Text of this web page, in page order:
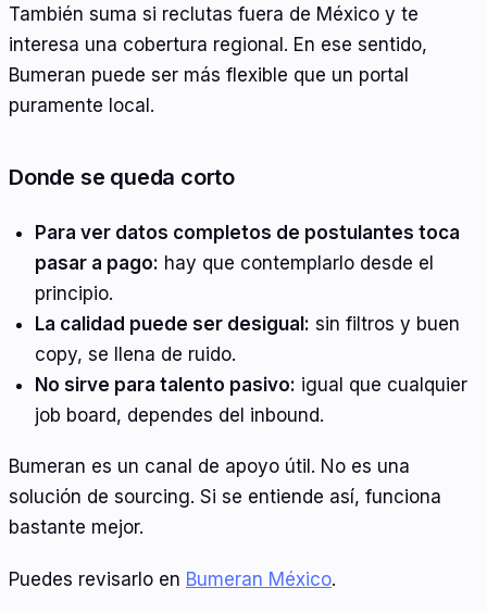
También suma si reclutas fuera de México y te
interesa una cobertura regional. En ese sentido,
Bumeran puede ser más flexible que un portal
puramente local.
Donde se queda corto
Para ver datos completos de postulantes toca
pasar a pago: hay que contemplarlo desde el
principio.
La calidad puede ser desigual: sin filtros y buen
copy, se llena de ruido.
No sirve para talento pasivo: igual que cualquier
job board, dependes del inbound.
Bumeran es un canal de apoyo útil. No es una
solución de sourcing. Si se entiende así, funciona
bastante mejor.
Puedes revisarlo en Bumeran México.